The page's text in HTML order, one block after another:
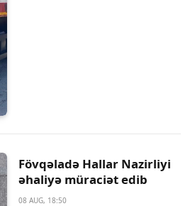
Fövqəladə Hallar Nazirliyi
əhaliyə müraciət edib
08 AUG, 18:50